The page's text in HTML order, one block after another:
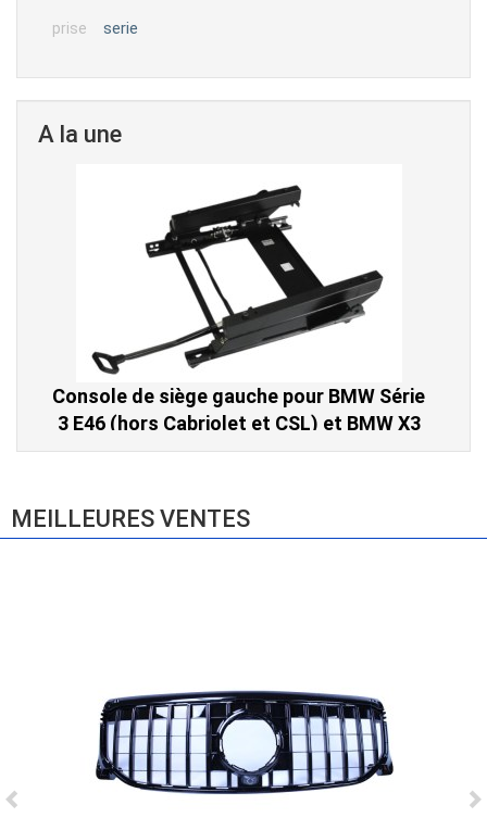
prise serie
A la une
Ligne Cat-Back Active 4 Sorties avec
Tube en H pour Ford Mustang GT & V6
Console de siège gauche pour BMW Série
3 E46 (hors Cabriolet et CSL) et BMW X3
E83 (2004-2010)
MEILLEURES VENTES